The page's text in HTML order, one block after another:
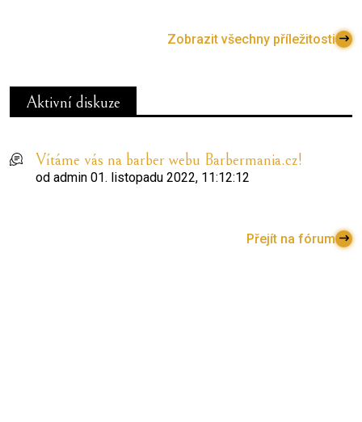
Zobrazit všechny příležitosti
Aktivní diskuze
Vítáme vás na barber webu Barbermania.cz!
od admin 01. listopadu 2022, 11:12:12
Přejít na fórum